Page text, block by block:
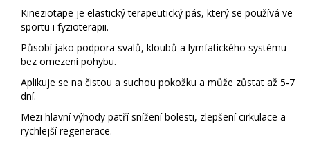
Kineziotape je elastický terapeutický pás, který se používá ve
sportu i fyzioterapii.
Působí jako podpora svalů, kloubů a lymfatického systému
bez omezení pohybu.
Aplikuje se na čistou a suchou pokožku a může zůstat až 5‑7
dní.
Mezi hlavní výhody patří snížení bolesti, zlepšení cirkulace a
rychlejší regenerace.